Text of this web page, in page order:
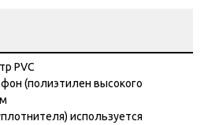
PVC
(полиэтилен высокого
используется